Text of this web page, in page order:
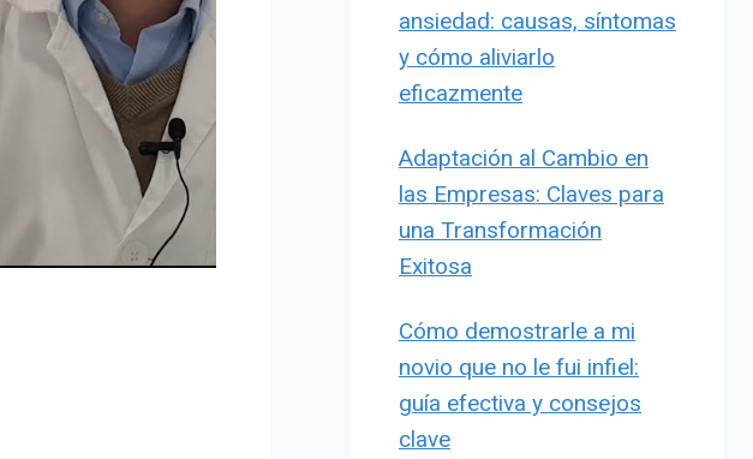
ansiedad: causas, síntomas
y cómo aliviarlo
eficazmente
Adaptación al Cambio en
las Empresas: Claves para
una Transformación
Exitosa
Cómo demostrarle a mi
novio que no le fui infiel:
guía efectiva y consejos
clave